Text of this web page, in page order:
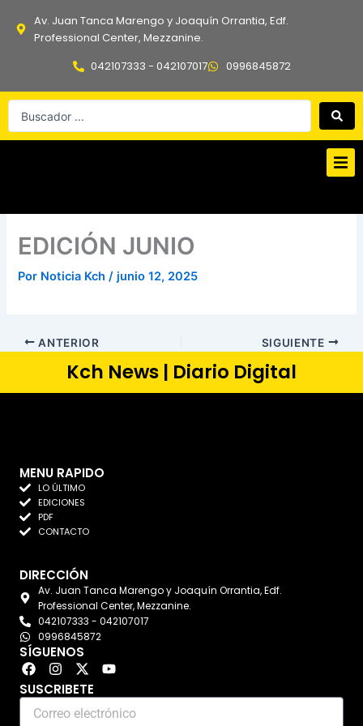
Av. Juan Tanca Marengo y Joaquín Orrantia, Edf.
Professional Center, Mezzanine.
042107333 - 042107017
0996845872
Search
EDICIÓN JUNIO
Por Noticia Kch/ junio 12, 2025
ANTERIOR SIGUIENTE
Kch News | Diario Digital
MENU RAPIDO
LO ÚLTIMO
EDICIONES
PDF
CONTACTO
DIRECCIÓN
Av. Juan Tanca Marengo y Joaquín Orrantia, Edf.
Professional Center, Mezzanine.
042107333 - 042107017
0996845872
SÍGUENOS
F
a
c
e
b
I
n
s
t
a
X
-
t
w
i
Y
o
u
t
u
SUSCRIBETE
Correo
electrónico